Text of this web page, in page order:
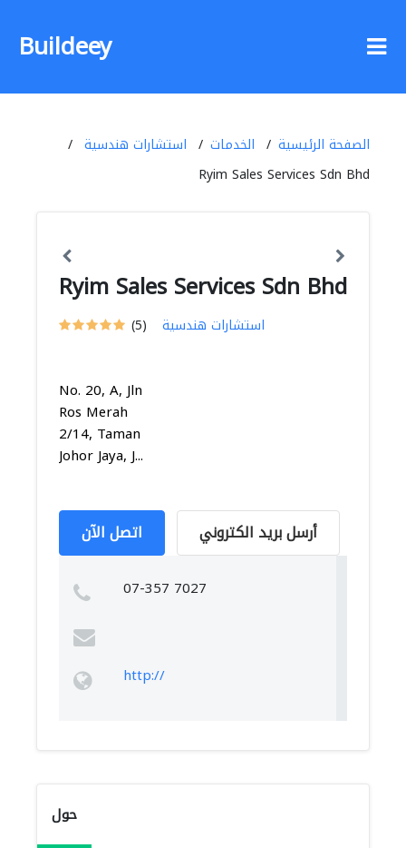
Buildeey
الصفحة الرئيسية الخدمات
استشارات هندسية
Ryim Sales Services Sdn Bhd
Ryim Sales Services Sdn Bhd
(5) استشارات هندسية
No. 20, A, Jln
Ros Merah
2/14, Taman
Johor Jaya, J...
اتصل الآن أرسل بريد الكتروني
07-357 7027
http://
حول